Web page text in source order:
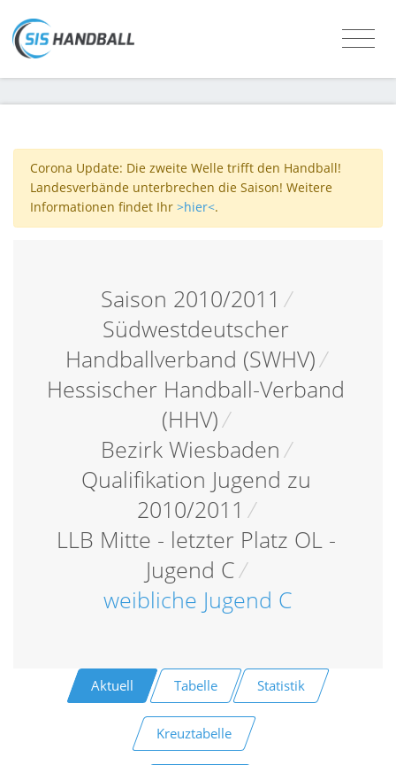
Corona Update: Die zweite Welle trifft den Handball!
Landesverbände unterbrechen die Saison! Weitere
Informationen findet Ihr >hier<.
Saison 2010/2011 /
Südwestdeutscher
Handballverband (SWHV)/
Hessischer Handball-Verband
(HHV)/
Bezirk Wiesbaden/
Qualifikation Jugend zu
2010/2011 /
LLB Mitte - letzter Platz OL -
Jugend C/
weibliche Jugend C
Aktuell Tabelle Statistik
Kreuztabelle